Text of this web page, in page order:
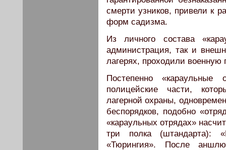
смерти узников, привели к
форм садизма.
Из личного состава
администрация, так и
лагерях, проходили военную
Постепенно
полицейские части,
лагерной охраны,
беспорядков, подобно
«караульных отрядах»
три полка (штандарта):
«Тюрингия». После